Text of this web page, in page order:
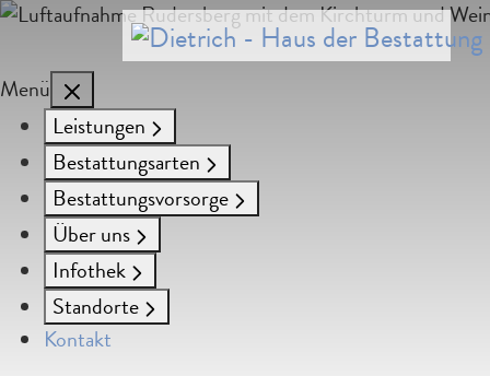
Menü
Leistungen
Bestattungsarten
Bestattungsvorsorge
Über uns
Infothek
Standorte
Kontakt